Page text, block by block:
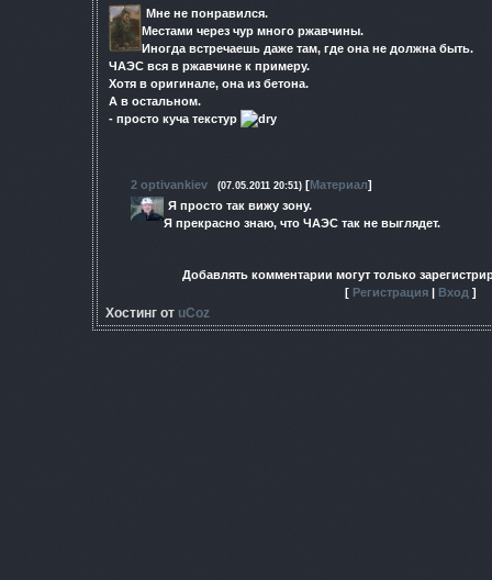
Мне не понравился.
Местами через чур много ржавчины.
Иногда встречаешь даже там, где она не должна быть.
ЧАЭС вся в ржавчине к примеру.
Хотя в оригинале, она из бетона.
А в остальном.
- просто куча текстур
2 optivankiev (07.05.2011 20:51) [Материал]
Я просто так вижу зону.
Я прекрасно знаю, что ЧАЭС так не выглядет.
Добавлять комментарии могут только
[ Регистрация | Вход ]
Хостинг от uCoz